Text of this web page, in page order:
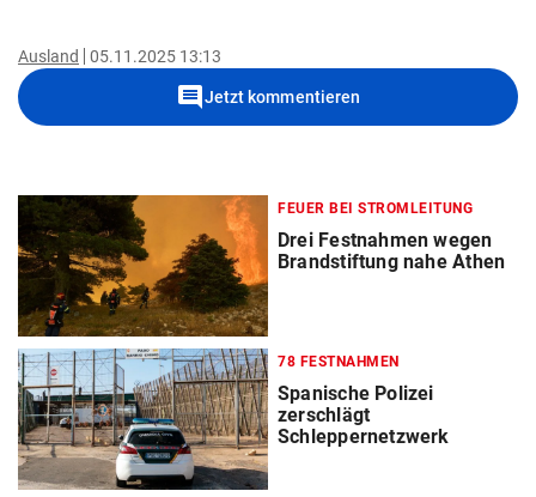
Ausland 05.11.2025 13:13
commentJetzt kommentieren
FEUER BEI STROMLEITUNG
Drei Festnahmen wegen
Brandstiftung nahe Athen
78 FESTNAHMEN
Spanische Polizei
zerschlägt
Schleppernetzwerk